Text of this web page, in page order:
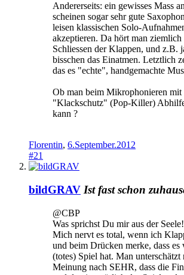
Andererseits: ein gewisses Mass
scheinen sogar sehr gute
leisen klassischen Solo-
akzeptieren. Da hört man ziemlich
Schliessen der Klappen, und z.B.
bisschen das Einatmen. Letztlich
das es "echte", handgemachte
Ob man beim Mikrophonieren mit
"Klackschutz" (Pop-Killer)
kann ?
Florentin, 6.September.2012
#21
bildGRAV Ist fast schon
@CBP
Was sprichst Du mir aus der
Mich nervt es total, wenn ich
und beim Drücken merke, dass es
(totes) Spiel hat. Man unterschätzt
Meinung nach SEHR, dass die